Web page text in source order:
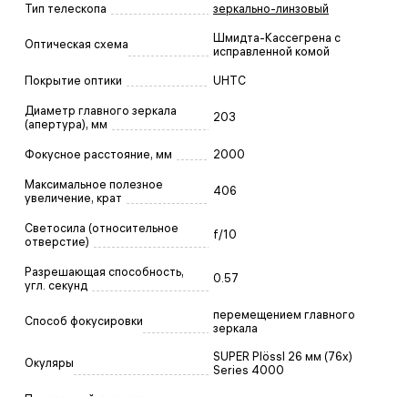
Тип телескопа зеркально-линзовый
Оптическая схема
Шмидта-Кассегрена с
исправленной комой
Покрытие оптики UHTC
Диаметр главного зеркала
(апертура), мм
203
Фокусное расстояние, мм 2000
Максимальное полезное
увеличение, крат
406
Светосила (относительное
отверстие)
f/10
Разрешающая способность,
угл. секунд
0.57
Способ фокусировки
перемещением главного
зеркала
Окуляры
SUPER Plössl 26 мм (76x)
Series 4000